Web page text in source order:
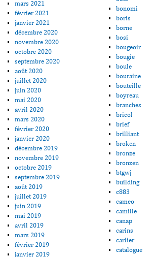
mars 2021
février 2021
janvier 2021
décembre 2020
novembre 2020
octobre 2020
septembre 2020
août 2020
juillet 2020
juin 2020
mai 2020
avril 2020
mars 2020
février 2020
janvier 2020
décembre 2019
novembre 2019
octobre 2019
septembre 2019
août 2019
juillet 2019
juin 2019
mai 2019
avril 2019
mars 2019
février 2019
janvier 2019
bonomi
boris
borne
bosi
bougeoir
bougie
boule
bouraine
bouteille
boyreau
branches
bricol
brief
brilliant
broken
bronze
bronzen
btgwj
building
c883
cameo
camille
canap
carins
carlier
catalogue